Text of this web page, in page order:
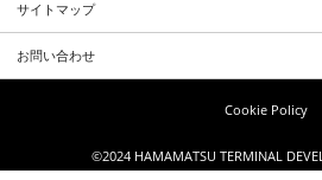
サイトマップ
お問い合わせ
Cookie Policy
©2024 HAMAMATSU TERMINAL